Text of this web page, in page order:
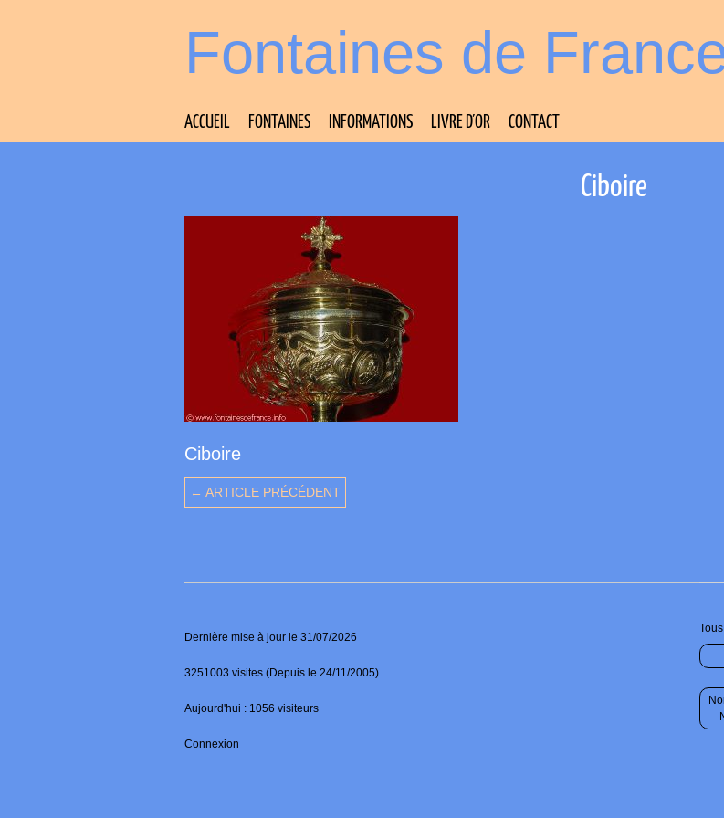
Fontaines de
ACCUEIL FONTAINES INFORMATIONS LIVRE D’OR CONTACT
Ciboire
Ciboire
← ARTICLE PRÉCÉDENT
Dernière mise à jour le 31/07/2026
3251003 visites (Depuis le 24/11/2005)
Aujourd'hui : 1056 visiteurs
Connexion